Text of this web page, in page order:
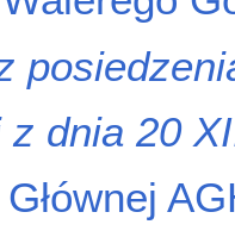
z dnia 20